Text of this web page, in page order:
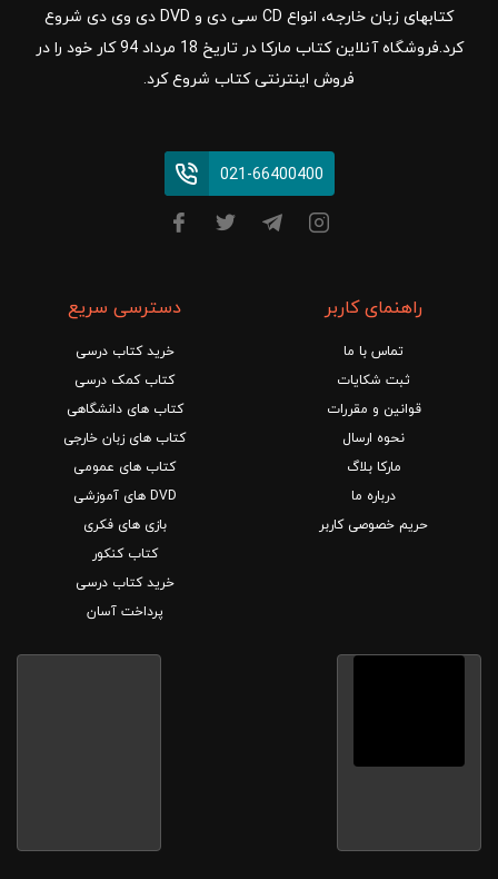
کتابهای زبان خارجه، انواع CD سی دی و DVD دی وی دی شروع
کرد.فروشگاه آنلاین کتاب مارکا در تاریخ 18 مرداد 94 کار خود را در
فروش اینترنتی کتاب شروع کرد.
021-66400400
راهنمای کاربر
تماس با ما
ثبت شکایات
قوانین و مقررات
نحوه ارسال
مارکا بلاگ
درباره ما
حریم خصوصی کاربر
دسترسی سریع
خرید کتاب درسی
کتاب کمک درسی
کتاب های دانشگاهی
کتاب های زبان خارجی
کتاب های عمومی
DVD های آموزشی
بازی های فکری
کتاب کنکور
خرید کتاب درسی
پرداخت آسان